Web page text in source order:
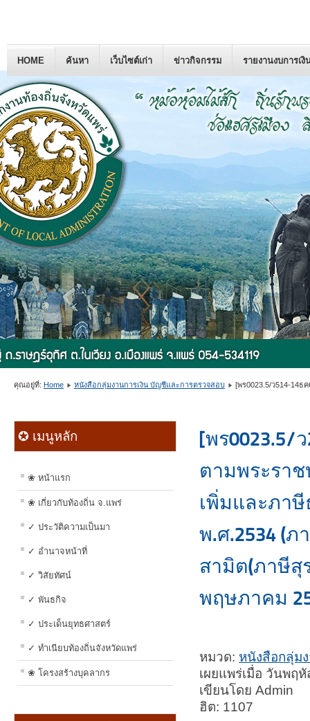
HOME ค้นหา เว็บไซต์เก่า ข่าวกิจกรรม รายงานงบการเงิ
คุณอยู่ที่: Home หนังสือกลุ่มงานการเงิน บัญชีและการตรวจสอบ [พร0023.5/ว514-14ธ
✪ เมนูหลัก
❀ หน้าแรก
❀ เกี่ยวกับท้องถิ่น จ.แพร่
✓ ประวัติความเป็นมา
✓ อำนาจหน้าที่
✓ วิสัยทัศน์
✓ พันธกิจ
✓ ประเด็นยุทธศาสตร์
✓ ทำเนียบท้องถิ่นจังหวัดแพร่
❀ โครงสร้างบุคลากร
[พร0023.5/
ตามพระรา
เพิ่มและภา
พ.ศ.2534 (ภ
สามิต(ภาษีสุ
พฤษภาคม
หมวด: หนังสือกลุ่ม
เผยแพร่เมื่อ วันพฤ
เขียนโดย Admin
ฮิต: 1107